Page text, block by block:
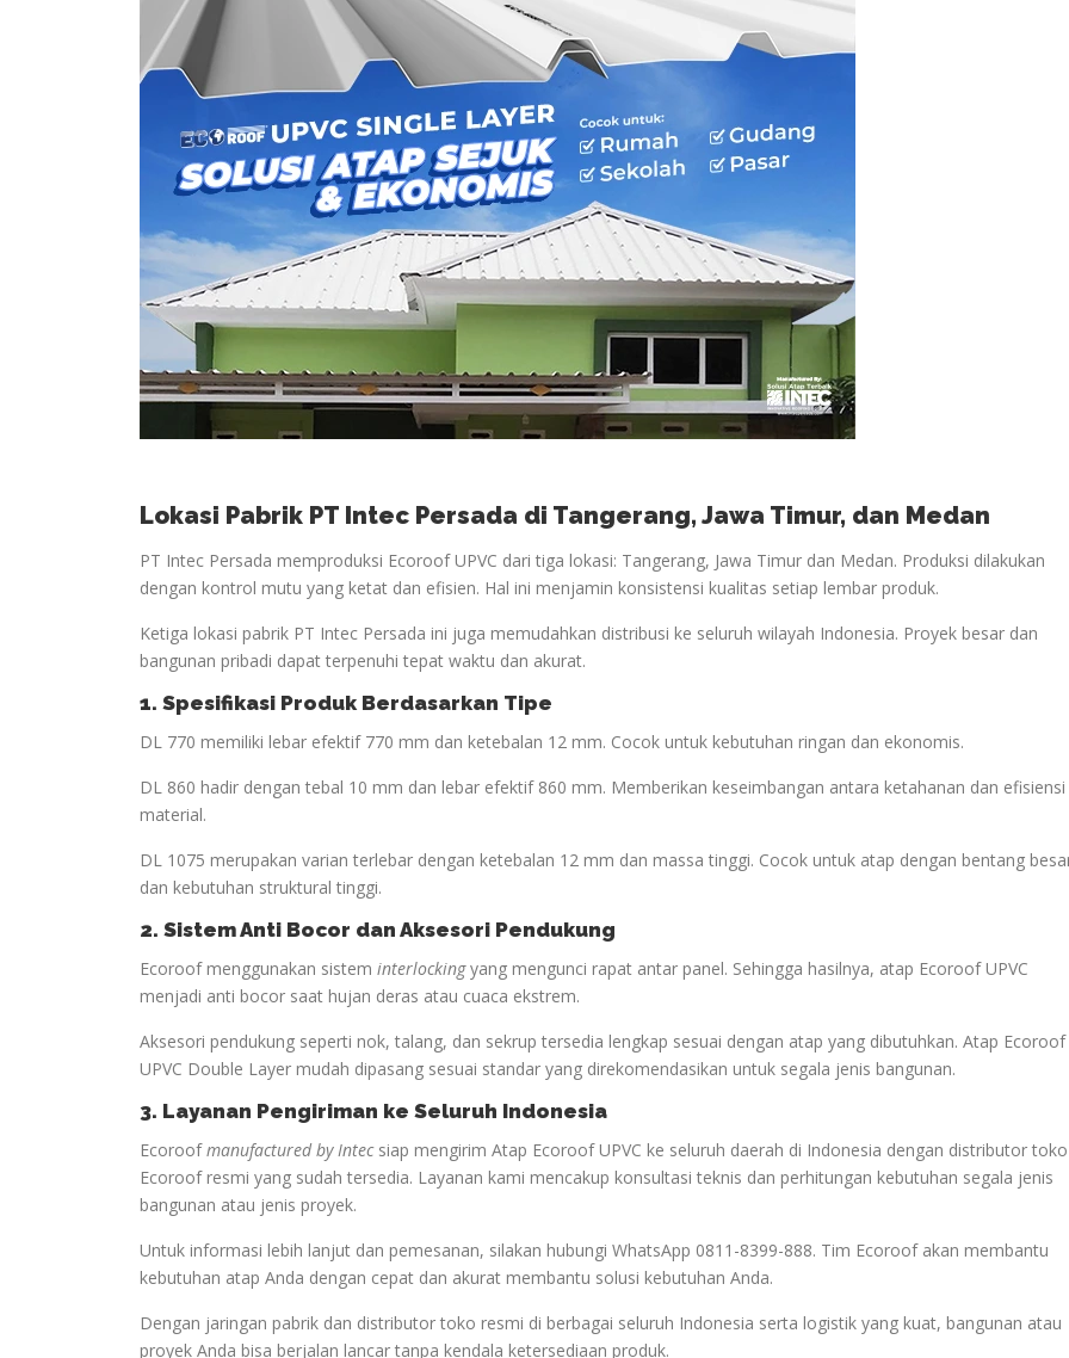
Lokasi Pabrik PT Intec Persada di Tangerang, Jawa Timur, dan Medan
PT Intec Persada memproduksi Ecoroof UPVC dari tiga lokasi: Tangerang, Jawa Timur dan Medan. Produksi dilakukan
dengan kontrol mutu yang ketat dan efisien. Hal ini menjamin konsistensi kualitas setiap lembar produk.
Ketiga lokasi pabrik PT Intec Persada ini juga memudahkan distribusi ke seluruh wilayah Indonesia. Proyek besar dan
bangunan pribadi dapat terpenuhi tepat waktu dan akurat.
1. Spesifikasi Produk Berdasarkan Tipe
DL 770 memiliki lebar efektif 770 mm dan ketebalan 12 mm. Cocok untuk kebutuhan ringan dan ekonomis.
DL 860 hadir dengan tebal 10 mm dan lebar efektif 860 mm. Memberikan keseimbangan antara ketahanan dan efisiensi
material.
DL 1075 merupakan varian terlebar dengan ketebalan 12 mm dan massa tinggi. Cocok untuk atap dengan bentang
dan kebutuhan struktural tinggi.
2. Sistem Anti Bocor dan Aksesori Pendukung
Ecoroof menggunakan sistem interlockingyang mengunci rapat antar panel. Sehingga hasilnya, atap Ecoroof UPVC
menjadi anti bocor saat hujan deras atau cuaca ekstrem.
Aksesori pendukung seperti nok, talang, dan sekrup tersedia lengkap sesuai dengan atap yang dibutuhkan. Atap Ecoroof
UPVC Double Layer mudah dipasang sesuai standar yang direkomendasikan untuk segala jenis bangunan.
3. Layanan Pengiriman ke Seluruh Indonesia
Ecoroofmanufactured by Intecsiap mengirim Atap Ecoroof UPVC ke seluruh daerah di Indonesia dengan distributor toko
Ecoroof resmi yang sudah tersedia. Layanan kami mencakup konsultasi teknis dan perhitungan kebutuhan segala jenis
bangunan atau jenis proyek.
Untuk informasi lebih lanjut dan pemesanan, silakan hubungi WhatsApp 0811-8399-888. Tim Ecoroof akan membantu
kebutuhan atap Anda dengan cepat dan akurat membantu solusi kebutuhan Anda.
Dengan jaringan pabrik dan distributor toko resmi di berbagai seluruh Indonesia serta logistik yang kuat, bangunan atau
proyek Anda bisa berjalan lancar tanpa kendala ketersediaan produk.